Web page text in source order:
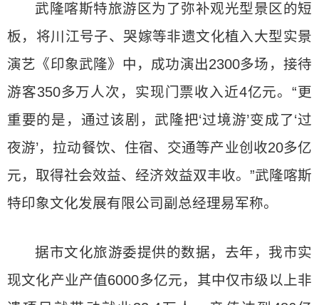
武隆喀斯特旅游区为了弥补观光型景区的短
板，将川江号子、哭嫁等非遗文化植入大型实景
演艺《印象武隆》中，成功演出2300多场，接待
游客350多万人次，实现门票收入近4亿元。“更
重要的是，通过该剧，武隆把‘过境游’变成了‘过
夜游’，拉动餐饮、住宿、交通等产业创收20多亿
元，取得社会效益、经济效益双丰收。”武隆喀斯
特印象文化发展有限公司副总经理易军称。
据市文化旅游委提供的数据，去年，我市实
现文化产业产值6000多亿元，其中仅市级以上非